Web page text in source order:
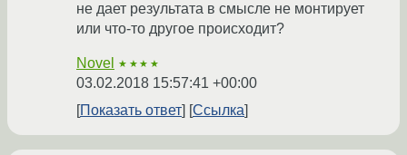
не дает результата в смысле не монтирует
или что-то другое происходит?
Novel ★★★★
03.02.2018 15:57:41 +00:00
Показать ответ
Ссылка